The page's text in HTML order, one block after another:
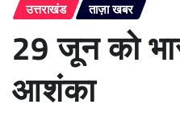
उत्तराखंड ताज़ा खबर
29 जून को
आशंका